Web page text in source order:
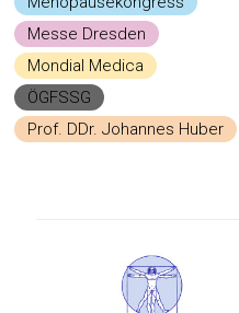
Messe Dresden
Mondial Medica
ÖGFSSG
Prof. DDr. Johannes Huber